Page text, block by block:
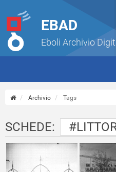
EBAD
Eboli Archivio
Archivio Tags
SCHEDE: